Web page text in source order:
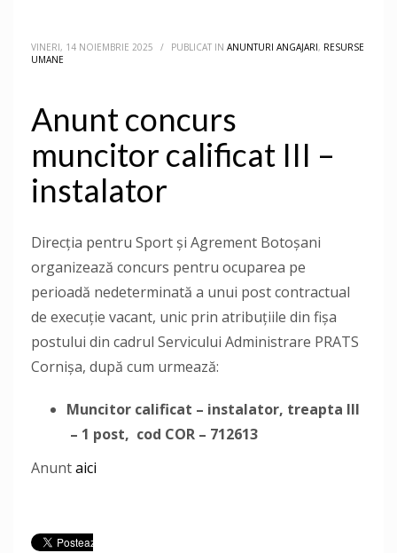
VINERI, 14 NOIEMBRIE 2025 / PUBLICAT IN ANUNTURI ANGAJARI, RESURSE
UMANE
Anunt concurs
muncitor calificat III –
instalator
Direcţia pentru Sport și Agrement Botoşani
organizează concurs pentru ocuparea pe
perioadă nedeterminată a unui post contractual
de execuție vacant, unic prin atribuțiile din fișa
postului din cadrul Servicului Administrare PRATS
Cornișa, după cum urmează:
Muncitor calificat – instalator, treapta III
– 1 post, cod COR – 712613
Anuntaici